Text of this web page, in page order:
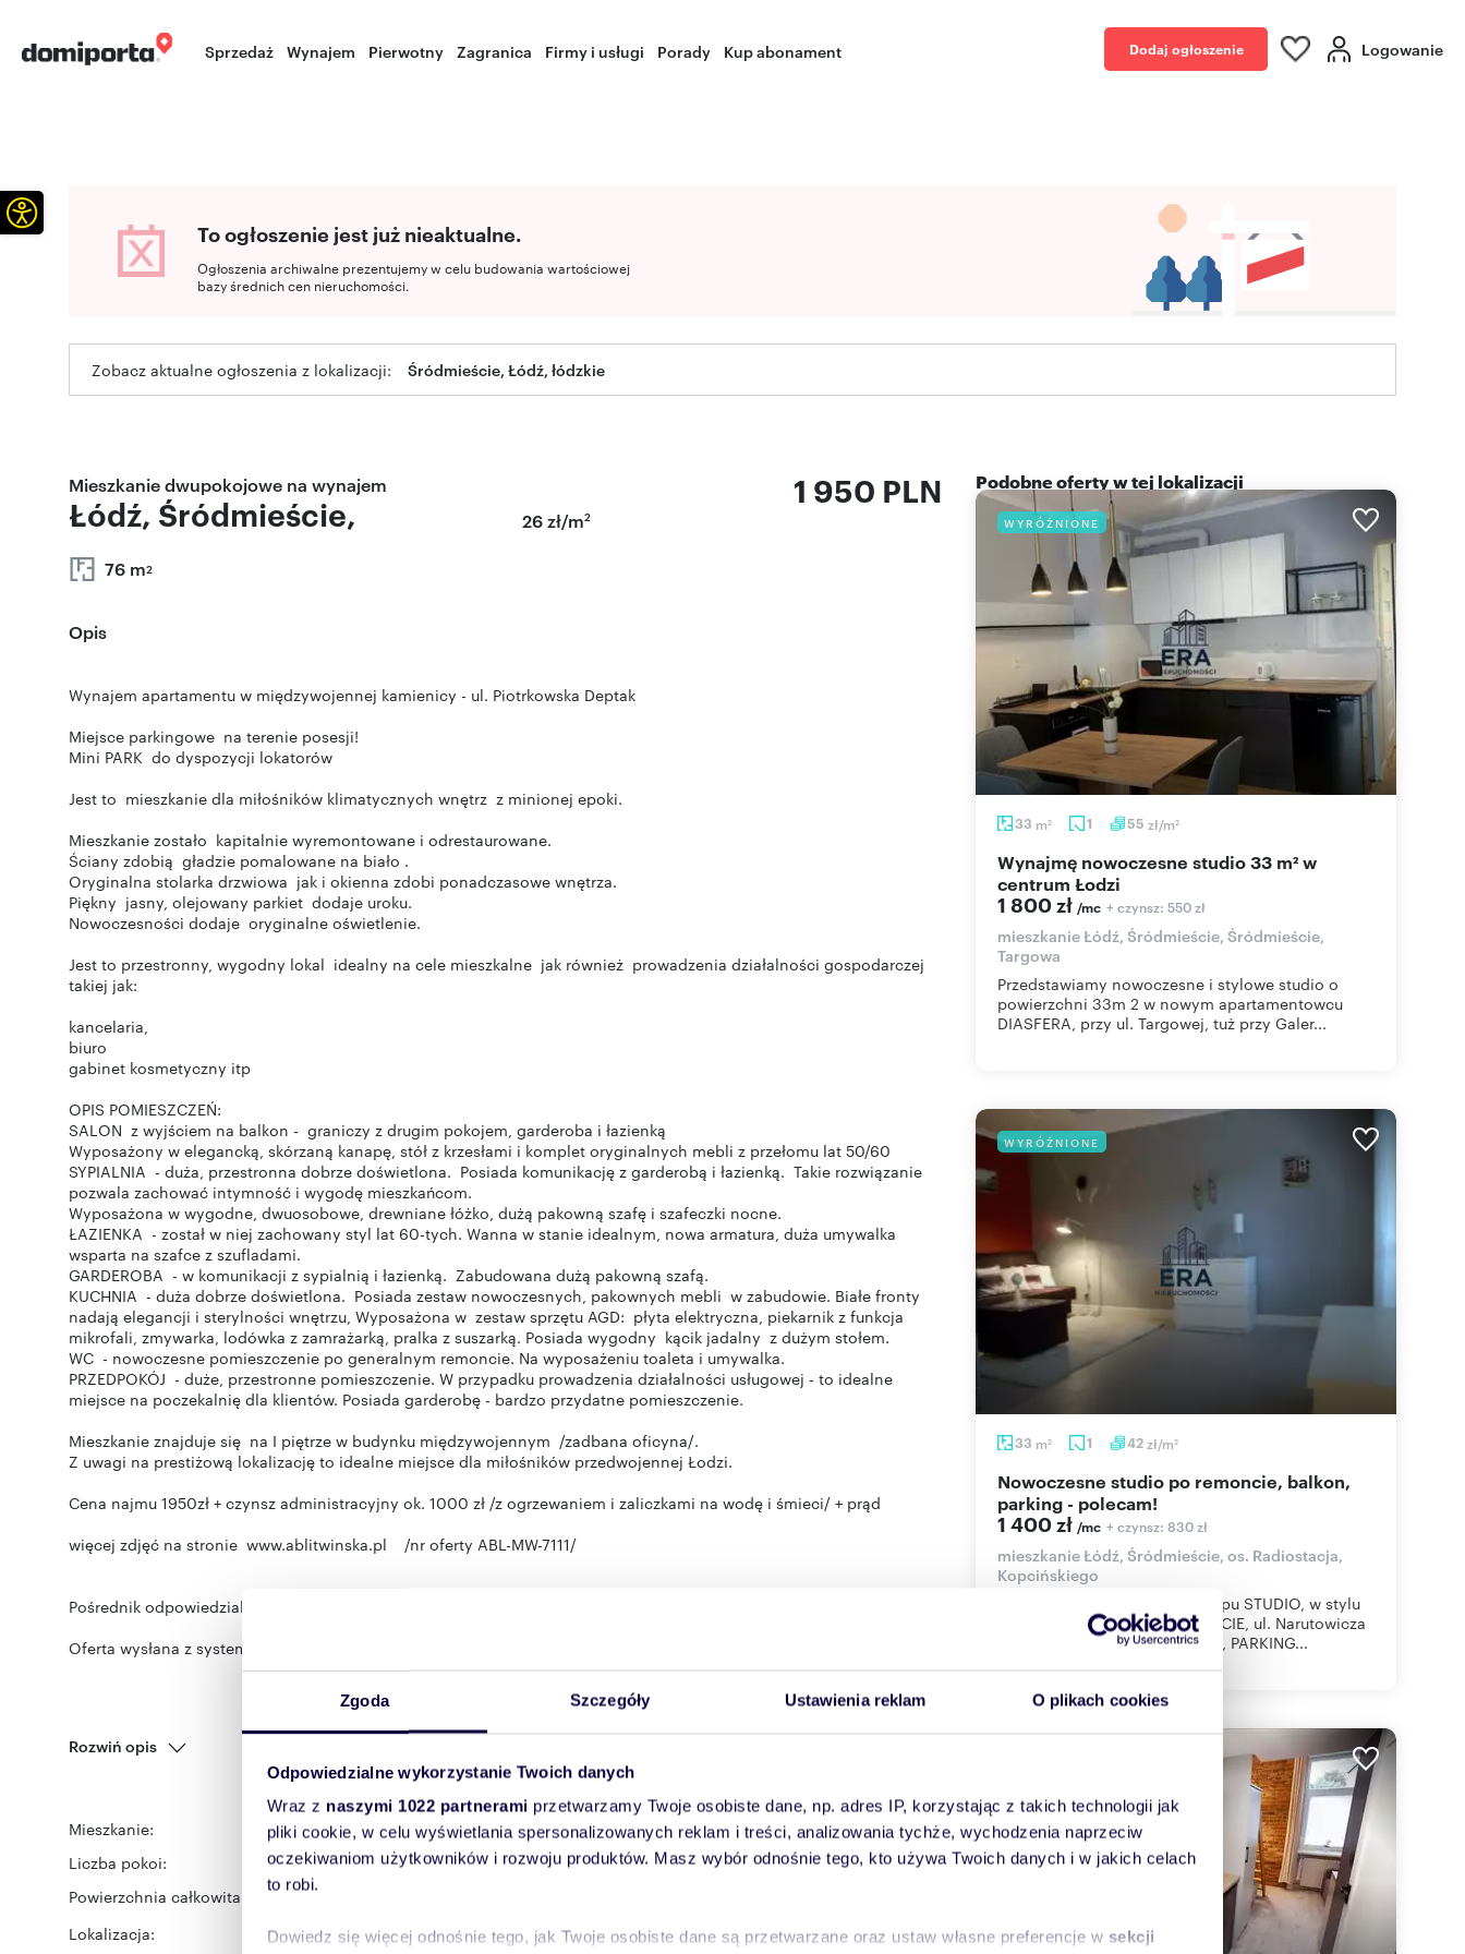
Zgoda Szczegóły Ustawienia reklam O plikach cookies
Odpowiedzialne wykorzystanie Twoich danych
Wraz z naszymi 1022 partnerami przetwarzamy Twoje osobiste dane, np. adres IP, korzystając z takich technologii jak
pliki cookie, w celu wyświetlania spersonalizowanych reklam i treści, analizowania tychże, wychodzenia naprzeciw
oczekiwaniom użytkowników i rozwoju produktów. Masz wybór odnośnie tego, kto używa Twoich danych i w jakich celach
to robi.
Dowiedz się więcej odnośnie tego, jak Twoje osobiste dane są przetwarzane oraz ustaw własne preferencje w sekcji
Sprzedaż Wynajem Pierwotny Zagranica Firmy i usługi Porady Kup abonament Dodaj ogłoszenie Logowanie
To ogłoszenie jest już nieaktualne.
Ogłoszenia archiwalne prezentujemy w celu budowania wartościowej
bazy średnich cen nieruchomości.
Zobacz aktualne ogłoszenia z lokalizacji: Śródmieście, Łódź, łódzkie
Mieszkanie dwupokojowe na wynajem
Łódź, Śródmieście,
76 m2
1 950 PLN
26 zł/m2
Opis
Wynajem apartamentu w międzywojennej kamienicy - ul. Piotrkowska Deptak
Miejsce parkingowe na terenie posesji!
Mini PARK do dyspozycji lokatorów
Jest to mieszkanie dla miłośników klimatycznych wnętrz z minionej epoki.
Mieszkanie zostało kapitalnie wyremontowane i odrestaurowane.
Ściany zdobią gładzie pomalowane na biało .
Oryginalna stolarka drzwiowa jak i okienna zdobi ponadczasowe wnętrza.
Piękny jasny, olejowany parkiet dodaje uroku.
Nowoczesności dodaje oryginalne oświetlenie.
Jest to przestronny, wygodny lokal idealny na cele mieszkalne jak również prowadzenia działalności gospodarczej
takiej jak:
kancelaria,
biuro
gabinet kosmetyczny itp
OPIS POMIESZCZEŃ:
SALON z wyjściem na balkon - graniczy z drugim pokojem, garderoba i łazienką
Wyposażony w elegancką, skórzaną kanapę, stół z krzesłami i komplet oryginalnych mebli z przełomu lat 50/60
SYPIALNIA - duża, przestronna dobrze doświetlona. Posiada komunikację z garderobą i łazienką. Takie rozwiązanie
pozwala zachować intymność i wygodę mieszkańcom.
Wyposażona w wygodne, dwuosobowe, drewniane łóżko, dużą pakowną szafę i szafeczki nocne.
ŁAZIENKA - został w niej zachowany styl lat 60-tych. Wanna w stanie idealnym, nowa armatura, duża umywalka
wsparta na szafce z szufladami.
GARDEROBA - w komunikacji z sypialnią i łazienką. Zabudowana dużą pakowną szafą.
KUCHNIA - duża dobrze doświetlona. Posiada zestaw nowoczesnych, pakownych mebli w zabudowie. Białe fronty
nadają elegancji i sterylności wnętrzu, Wyposażona w zestaw sprzętu AGD: płyta elektryczna, piekarnik z funkcja
mikrofali, zmywarka, lodówka z zamrażarką, pralka z suszarką. Posiada wygodny kącik jadalny z dużym stołem.
WC - nowoczesne pomieszczenie po generalnym remoncie. Na wyposażeniu toaleta i umywalka.
PRZEDPOKÓJ - duże, przestronne pomieszczenie. W przypadku prowadzenia działalności usługowej - to idealne
miejsce na poczekalnię dla klientów. Posiada garderobę - bardzo przydatne pomieszczenie.
Mieszkanie znajduje się na I piętrze w budynku międzywojennym /zadbana oficyna/.
Z uwagi na prestiżową lokalizację to idealne miejsce dla miłośników przedwojennej Łodzi.
Cena najmu 1950zł + czynsz administracyjny ok. 1000 zł /z ogrzewaniem i zaliczkami na wodę i śmieci/ + prąd
więcej zdjęć na stronie www.ablitwinska.pl /nr oferty ABL-MW-7111/
Pośrednik odpowiedzialny zawodowo za wykonanie umowy pośrednictwa: Bożena Litwińska (licencja nr: 493)
Oferta wysłana z systemu Galactica Virgo
Rozwiń opis
Mieszkanie: na wynajem
Liczba pokoi: 2
Powierzchnia całkowita:
Lokalizacja: województwo: łódzkiepowiat: Łódźmiejscowość: Łódździelnica:Śródmieście
Podobne oferty w tej lokalizacji
WYRÓŻNIONE
33 m2 1 55 zł/m2
Wynajmę nowoczesne studio 33 m² w
centrum Łodzi
1 800 zł /mc + czynsz: 550 zł
mieszkanie Łódź, Śródmieście, Śródmieście,
Targowa
Przedstawiamy nowoczesne i stylowe studio o
powierzchni 33m 2 w nowym apartamentowcu
DIASFERA, przy ul. Targowej, tuż przy Galer...
WYRÓŻNIONE
33 m2 1 42zł/m2
Nowoczesne studio po remoncie, balkon,
parking - polecam!
1 400 zł /mc + czynsz: 830 zł
mieszkanie Łódź, Śródmieście, os. Radiostacja,
Kopcińskiego
NOWOCZESNE MIESZKANIE typu STUDIO, w stylu
IKEA, PO KAPITALNYM REMONCIE, ul. Narutowicza
/ Kopcińskiego, Cena 1 400zł. , PARKING...
Otwórz pasek narzędzi